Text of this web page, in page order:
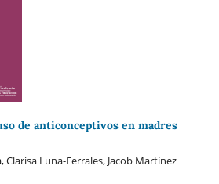
de anticonceptivos en madres
Clarisa Luna-Ferrales, Jacob Martínez